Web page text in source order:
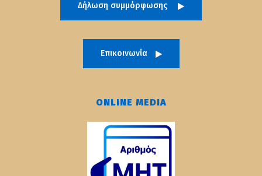
Δήλωση συμμόρφωσης
Επικοινωνία
ONLINE MEDIA